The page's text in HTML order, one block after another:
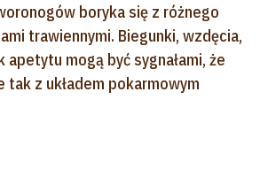
boryka się z różnego
trawiennymi. Biegunki, wzdęcia,
mogą być sygnałami, że
tak z układem pokarmowym